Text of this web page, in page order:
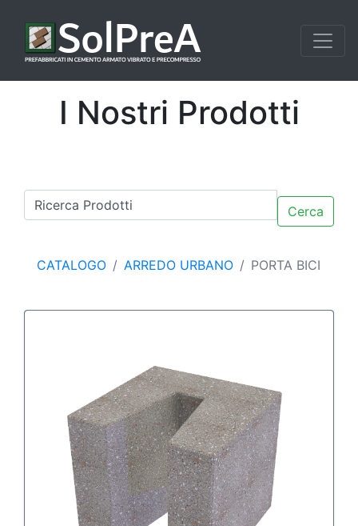
I Nostri Prodotti
Cerca
CATALOGO ARREDO URBANO PORTA BICI